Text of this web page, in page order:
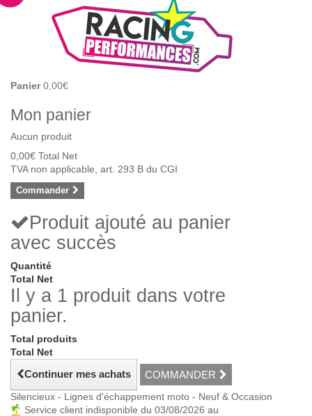
Panier 0,00€
Mon panier
Aucun produit
0,00€ Total Net
TVA non applicable, art. 293 B du CGI
Commander
Produit ajouté au panier
avec succès
Quantité
Total Net
Il y a 1 produit dans votre
panier.
Total produits
Total Net
Continuer mes achats COMMANDER
Silencieux - Lignes d'échappement moto - Neuf & Occasion
Service client indisponible du 03/08/2026 au